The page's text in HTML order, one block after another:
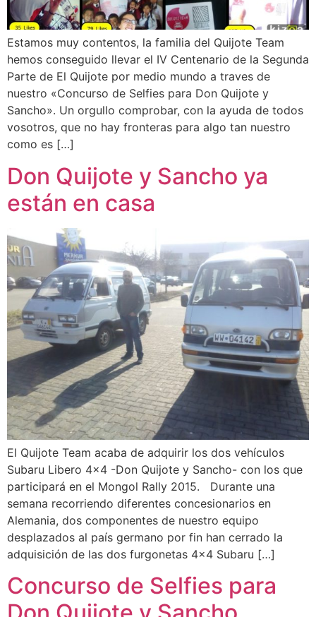
Estamos muy contentos, la familia del Quijote Team
hemos conseguido llevar el IV Centenario de la Segunda
Parte de El Quijote por medio mundo a traves de
nuestro «Concurso de Selfies para Don Quijote y
Sancho». Un orgullo comprobar, con la ayuda de todos
vosotros, que no hay fronteras para algo tan nuestro
como es […]
Don Quijote y Sancho ya
están en casa
El Quijote Team acaba de adquirir los dos vehículos
Subaru Libero 4×4 -Don Quijote y Sancho- con los que
participará en el Mongol Rally 2015. Durante una
semana recorriendo diferentes concesionarios en
Alemania, dos componentes de nuestro equipo
desplazados al país germano por fin han cerrado la
adquisición de las dos furgonetas 4×4 Subaru […]
Concurso de Selfies para